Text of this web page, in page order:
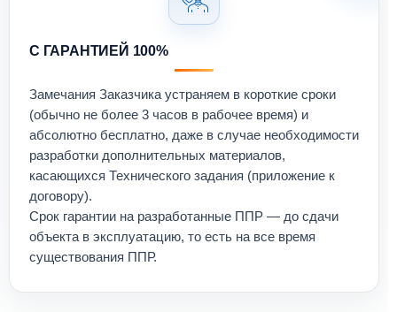
С ГАРАНТИЕЙ 100%
Замечания Заказчика устраняем в короткие сроки
(обычно не более 3 часов в рабочее время) и
абсолютно бесплатно, даже в случае необходимости
разработки дополнительных материалов,
касающихся Технического задания (приложение к
договору).
Срок гарантии на разработанные ППР — до сдачи
объекта в эксплуатацию, то есть на все время
существования ППР.